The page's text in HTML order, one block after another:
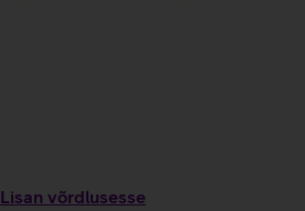
Lisan võrdlusesse